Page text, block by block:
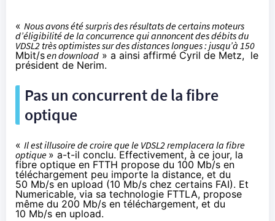
« Nous avons été surpris des résultats de certains moteurs
d’éligibilité de la concurrence qui annoncent des débits du
VDSL2 très optimistes sur des distances longues : jusqu’à 150
Mbit/sen download » a ainsi affirmé Cyril de Metz, le
président de Nerim.
Pas un concurrent de la fibre
optique
« Il est illusoire de croire que le VDSL2 remplacera la fibre
optique » a-t-il conclu. Effectivement, à ce jour, la
fibre optique en FTTH propose du 100 Mb/s en
téléchargement peu importe la distance, et du
50 Mb/s en upload (10 Mb/s chez certains FAI). Et
Numericable, via sa technologie FTTLA, propose
même du 200 Mb/s en téléchargement, et du
10 Mb/s en upload.